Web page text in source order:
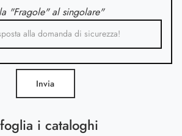
i cataloghi
"Fragole" al singolare"
Invia